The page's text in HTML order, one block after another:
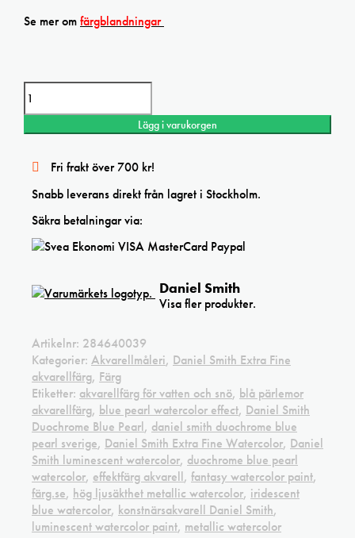
Se mer omfärgblandningar
Lägg i varukorgen
Fri frakt över 700 kr!
Snabb leverans direkt från lagret i Stockholm.
Säkra betalningar via:
Daniel Smith
Visa fler produkter.
Artikelnr: 284640039
Kategorier: Akvarellmåleri, Daniel Smith Extra Fine
akvarellfärg, Färg
Etiketter: akvarellfärg för vatten och snö, blå pärlemor
akvarellfärg, blue pearl watercolor effect, Daniel Smith
Duochrome Blue Pearl, daniel smith duochrome blue
pearl sverige, Daniel Smith Extra Fine Watercolor, Daniel
Smith luminescent watercolor, duochrome blue pearl
watercolor, effektfärg akvarell, fantasy watercolor paint,
färg.se, hög ljusäkthet metallic watercolor, iridescent
blue watercolor, konstnärsakvarell Daniel Smith,
luminescent watercolor paint, metallic watercolor